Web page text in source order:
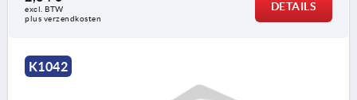
excl. BTW
plus verzendkosten
DETAILS
K1042